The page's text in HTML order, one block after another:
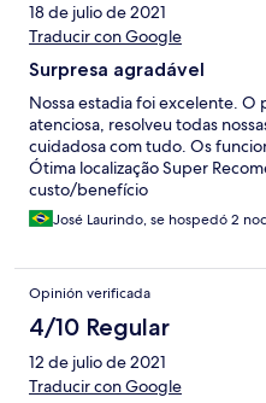
18 de julio de 2021
Traducir con Google
Surpresa agradável
Nossa estadia foi excelente.
atenciosa, resolveu todas
cuidadosa com tudo. Os
Ótima localização Super
custo/benefício
José Laurindo, se hospedó 2
Opinión verificada
4/10 Regular
12 de julio de 2021
Traducir con Google